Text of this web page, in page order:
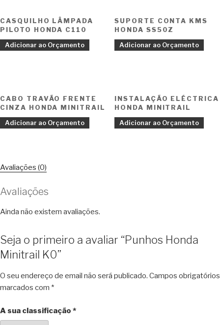
CASQUILHO LÂMPADA
PILOTO HONDA C110
Adicionar ao Orçamento
SUPORTE CONTA KMS
HONDA SS50Z
Adicionar ao Orçamento
CABO TRAVÃO FRENTE
CINZA HONDA MINITRAIL
Adicionar ao Orçamento
INSTALAÇÃO ELÉCTRICA
HONDA MINITRAIL
Adicionar ao Orçamento
Avaliações (0)
Avaliações
Ainda não existem avaliações.
Seja o primeiro a avaliar “Punhos Honda
Minitrail K0”
O seu endereço de email não será publicado. Campos obrigatórios
marcados com *
A sua classificação *